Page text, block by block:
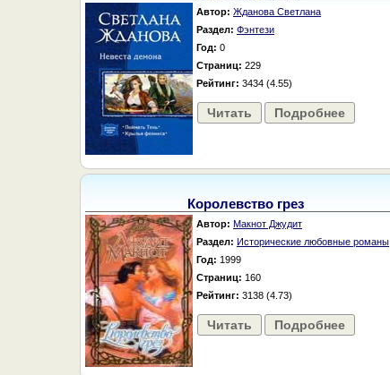
Автор: Жданова Светлана
Раздел: Фэнтези
Год: 0
Страниц: 229
Рейтинг: 3434 (4.55)
Читать Подробнее
Королевство грез
Автор: Макнот Джудит
Раздел: Исторические любовные романы
Год: 1999
Страниц: 160
Рейтинг: 3138 (4.73)
Читать Подробнее